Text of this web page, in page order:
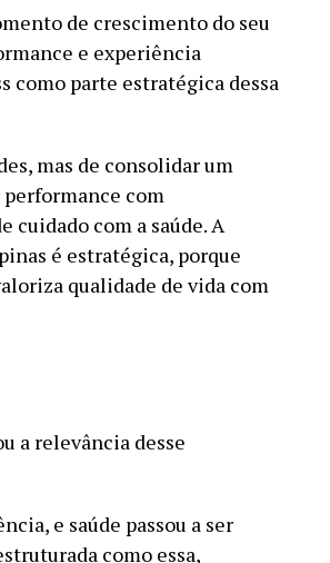
de crescimento do seu
e experiência
como parte estratégica dessa
mas de consolidar um
com
cuidado com a saúde. A
é estratégica, porque
qualidade de vida com
a relevância desse
e saúde passou a ser
como essa,